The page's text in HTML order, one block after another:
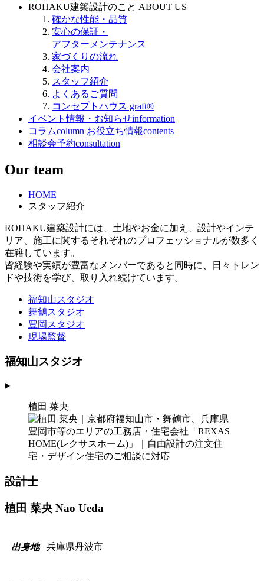
ROHAKU建築設計のこと ABOUT US
確かな性能・品質
安心の保証・
アフターメンテナンス
家づくりの流れ
会社案内
スタッフ紹介
よくあるご質問
コンセプトハウス graft®
イベント情報・お知らせinformation
コラムcolumn お役立ち情報contents
相談会予約consultation
Our team
HOME
スタッフ紹介
ROHAKU建築設計には、土地やお金に加え、設計やインテ
リア、施工に関するそれぞれのプロフェッショナルが数多く
在籍しています。
皆経験や実績が豊富なメンバーであると同時に、日々トレン
ドや技術を学び、取り入れ続けています。
福知山スタジオ
舞鶴スタジオ
豊岡スタジオ
現場監督
福知山スタジオ
植田 菜央
設計士
植田 菜央 Nao Ueda
出身地 兵庫県丹波市